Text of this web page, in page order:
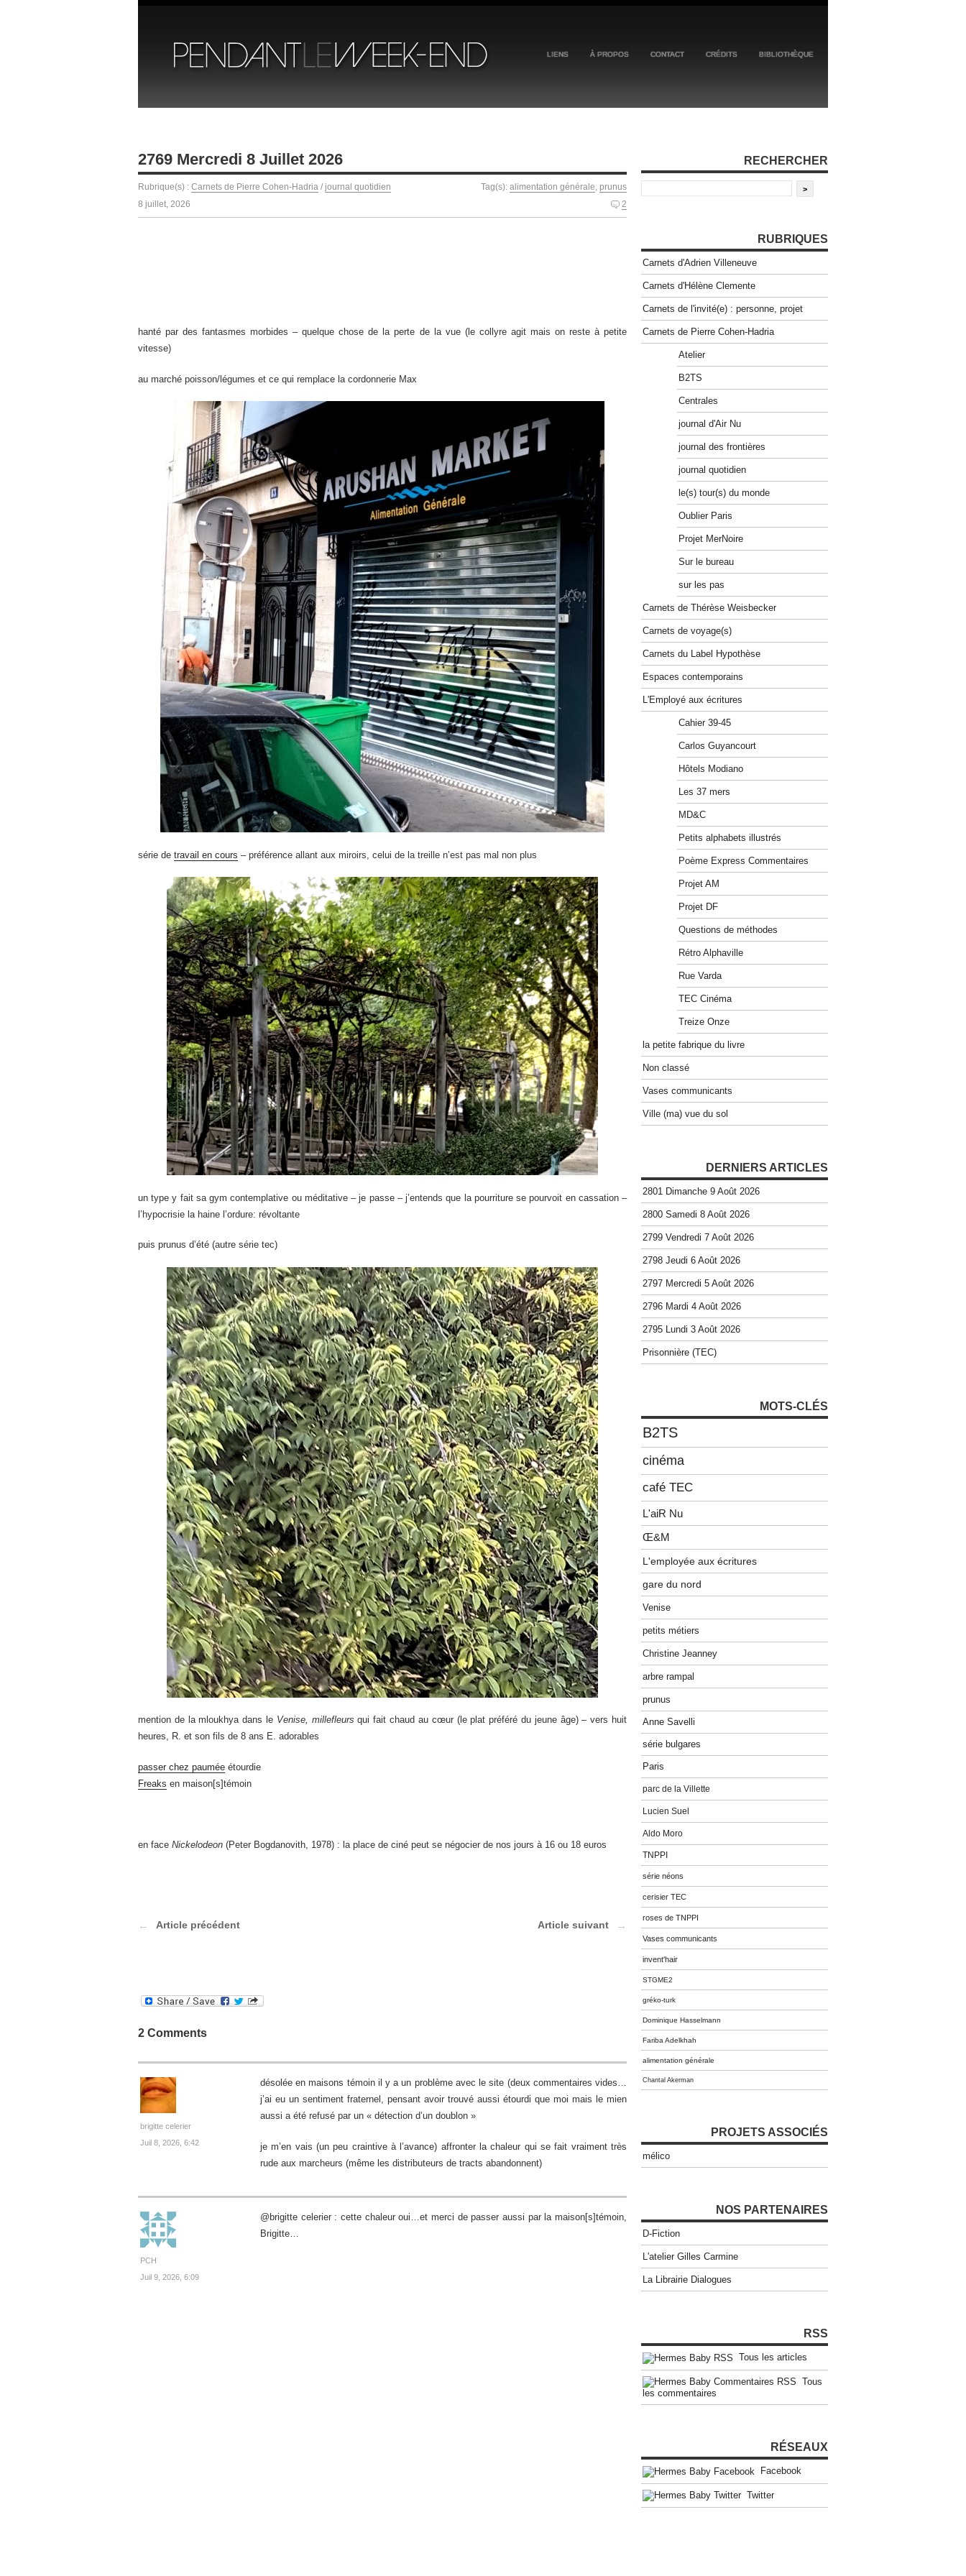
LIENS À PROPOS CONTACT CRÉDITS BIBLIOTHÈQUE
2769 Mercredi 8 Juillet 2026
Rubrique(s) : Carnets de Pierre Cohen-Hadria / journal quotidien Tag(s): alimentation générale, prunus
8 juillet, 2026
2
hanté par des fantasmes morbides – quelque chose de la perte de la vue (le collyre agit mais on reste à petite
vitesse)
au marché poisson/légumes et ce qui remplace la cordonnerie Max
série de travail en cours – préférence allant aux miroirs, celui de la treille n’est pas mal non plus
un type y fait sa gym contemplative ou méditative – je passe – j’entends que la pourriture se pourvoit en cassation –
l’hypocrisie la haine l’ordure: révoltante
puis prunus d’été (autre série tec)
mention de la mloukhya dans le Venise, millefleursqui fait chaud au cœur (le plat préféré du jeune âge) – vers huit
heures, R. et son fils de 8 ans E. adorables
passer chez paumée étourdie
Freaks en maison[s]témoin
en face Nickelodeon (Peter Bogdanovith, 1978) : la place de ciné peut se négocier de nos jours à 16 ou 18 euros
Article précédent Article suivant
2 Comments
brigitte celerier
Juil 8, 2026, 6:42
désolée en maisons témoin il y a un problème avec le site (deux commentaires vides…
j’ai eu un sentiment fraternel, pensant avoir trouvé aussi étourdi que moi mais le mien
aussi a été refusé par un « détection d’un doublon »
je m’en vais (un peu craintive à l’avance) affronter la chaleur qui se fait vraiment très
rude aux marcheurs (même les distributeurs de tracts abandonnent)
PCH
Juil 9, 2026, 6:09
@brigitte celerier : cette chaleur oui…et merci de passer aussi par la maison[s]témoin,
Brigitte…
RECHERCHER
RUBRIQUES
Carnets d'Adrien Villeneuve
Carnets d'Hélène Clemente
Carnets de l'invité(e) : personne, projet
Carnets de Pierre Cohen-Hadria
Atelier
B2TS
Centrales
journal d'Air Nu
journal des frontières
journal quotidien
le(s) tour(s) du monde
Oublier Paris
Projet MerNoire
Sur le bureau
sur les pas
Carnets de Thérèse Weisbecker
Carnets de voyage(s)
Carnets du Label Hypothèse
Espaces contemporains
L'Employé aux écritures
Cahier 39-45
Carlos Guyancourt
Hôtels Modiano
Les 37 mers
MD&C
Petits alphabets illustrés
Poème Express Commentaires
Projet AM
Projet DF
Questions de méthodes
Rétro Alphaville
Rue Varda
TEC Cinéma
Treize Onze
la petite fabrique du livre
Non classé
Vases communicants
Ville (ma) vue du sol
DERNIERS ARTICLES
2801 Dimanche 9 Août 2026
2800 Samedi 8 Août 2026
2799 Vendredi 7 Août 2026
2798 Jeudi 6 Août 2026
2797 Mercredi 5 Août 2026
2796 Mardi 4 Août 2026
2795 Lundi 3 Août 2026
Prisonnière (TEC)
MOTS-CLÉS
B2TS
cinéma
café TEC
L'aiR Nu
Œ&M
L'employée aux écritures
gare du nord
Venise
petits métiers
Christine Jeanney
arbre rampal
prunus
Anne Savelli
série bulgares
Paris
parc de la Villette
Lucien Suel
Aldo Moro
TNPPI
série néons
cerisier TEC
roses de TNPPI
Vases communicants
invent'hair
STGME2
gréko-turk
Dominique Hasselmann
Fariba Adelkhah
alimentation générale
Chantal Akerman
PROJETS ASSOCIÉS
mélico
NOS PARTENAIRES
D-Fiction
L'atelier Gilles Carmine
La Librairie Dialogues
RSS
Tous les articles
Tous
les commentaires
RÉSEAUX
Facebook
Twitter